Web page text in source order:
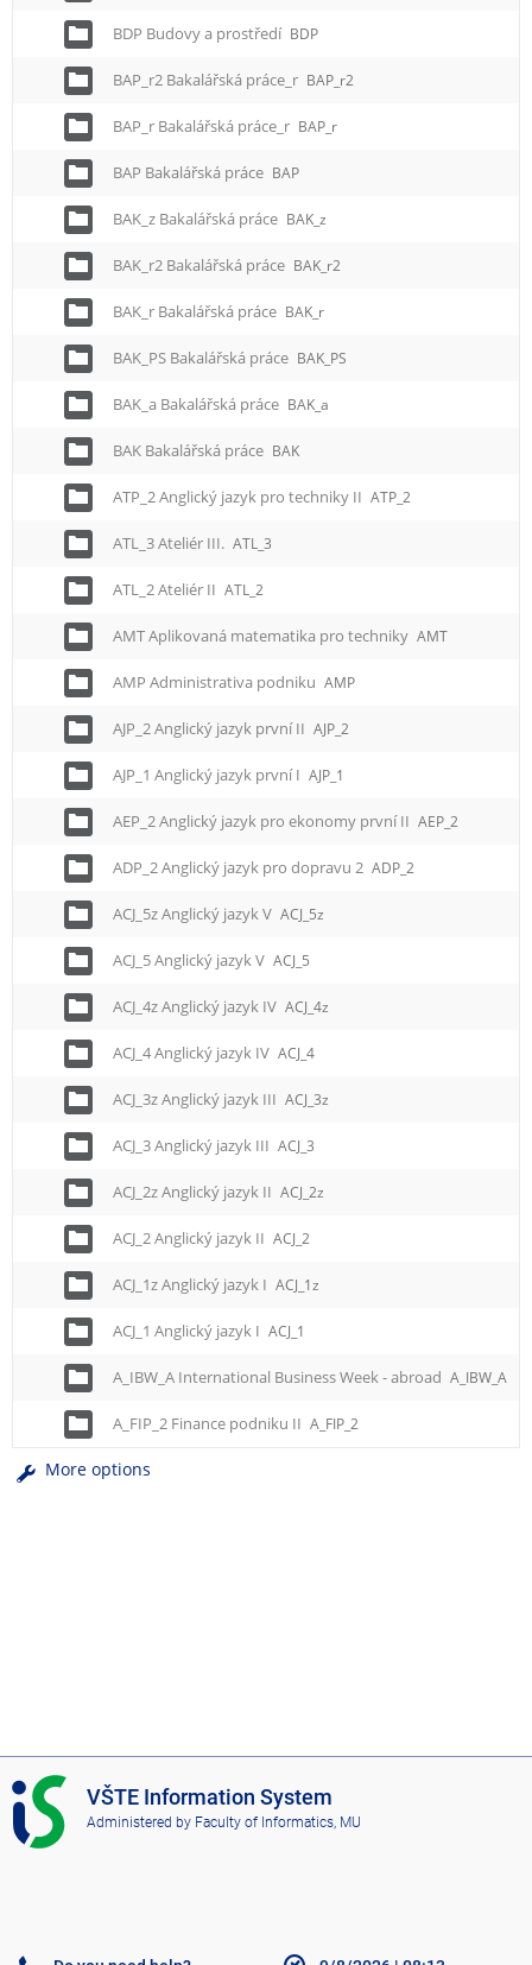
BDP Budovy a prostředí BDP
BAP_r2 Bakalářská práce_r BAP_r2
BAP_r Bakalářská práce_r BAP_r
BAP Bakalářská práce BAP
BAK_z Bakalářská práce BAK_z
BAK_r2 Bakalářská práce BAK_r2
BAK_r Bakalářská práce BAK_r
BAK_PS Bakalářská práce BAK_PS
BAK_a Bakalářská práce BAK_a
BAK Bakalářská práce BAK
ATP_2 Anglický jazyk pro techniky II ATP_2
ATL_3 Ateliér III. ATL_3
ATL_2 Ateliér II ATL_2
AMT Aplikovaná matematika pro techniky AMT
AMP Administrativa podniku AMP
AJP_2 Anglický jazyk první II AJP_2
AJP_1 Anglický jazyk první I AJP_1
AEP_2 Anglický jazyk pro ekonomy první II AEP_2
ADP_2 Anglický jazyk pro dopravu 2 ADP_2
ACJ_5z Anglický jazyk V ACJ_5z
ACJ_5 Anglický jazyk V ACJ_5
ACJ_4z Anglický jazyk IV ACJ_4z
ACJ_4 Anglický jazyk IV ACJ_4
ACJ_3z Anglický jazyk III ACJ_3z
ACJ_3 Anglický jazyk III ACJ_3
ACJ_2z Anglický jazyk II ACJ_2z
ACJ_2 Anglický jazyk II ACJ_2
ACJ_1z Anglický jazyk I ACJ_1z
ACJ_1 Anglický jazyk I ACJ_1
A_IBW_A International Business Week - abroad A_IBW_A
A_FIP_2 Finance podniku II A_FIP_2
More options
I
S
V
VŠTE Information System
Administered by Faculty of Informatics, MU